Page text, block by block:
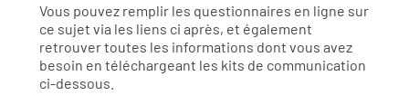
Vous pouvez remplir les questionnaires en ligne sur
ce sujet via les liens ci après, et également
retrouver toutes les informations dont vous avez
besoin en téléchargeant les kits de communication
ci-dessous.